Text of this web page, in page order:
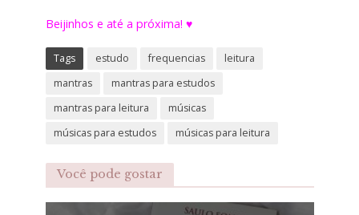
Beijinhos e até a próxima! ♥
Tags estudo frequencias
leitura
mantras
mantras para estudos
mantras para leitura
músicas
músicas para estudos
músicas para leitura
Você pode gostar